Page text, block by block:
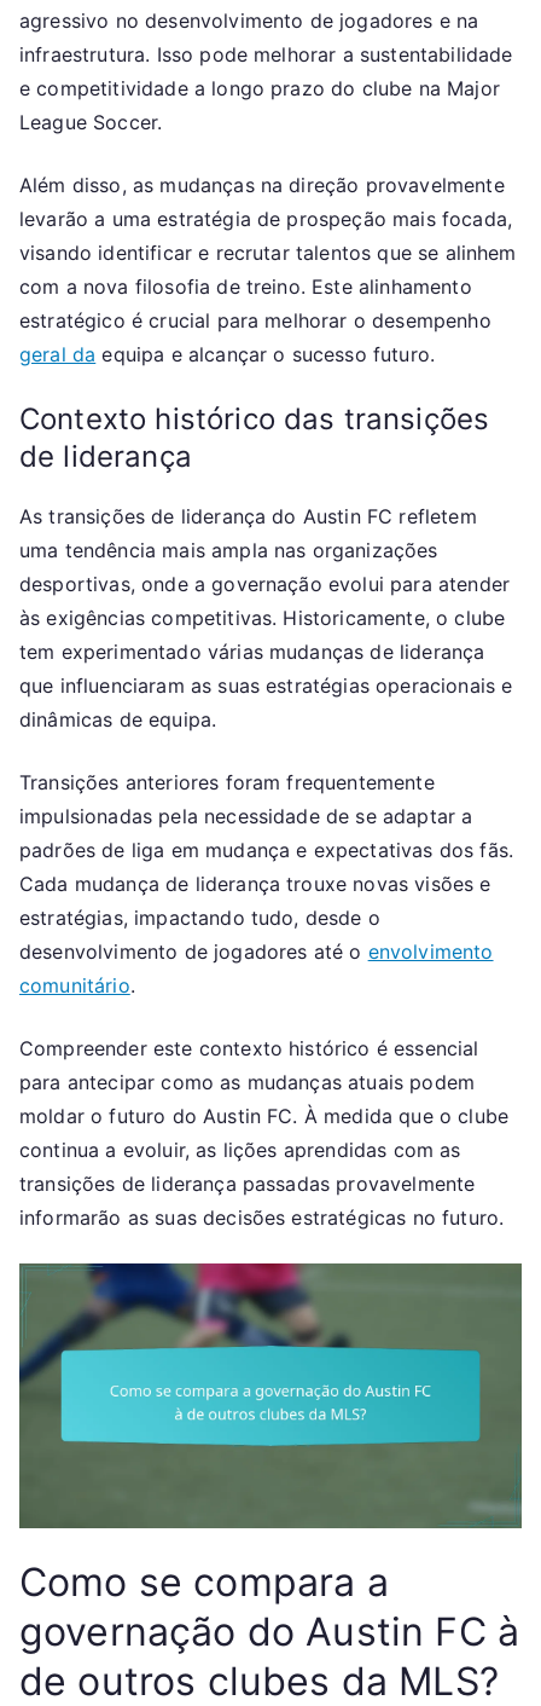
agressivo no desenvolvimento de jogadores e na
infraestrutura. Isso pode melhorar a sustentabilidade
e competitividade a longo prazo do clube na Major
League Soccer.
Além disso, as mudanças na direção provavelmente
levarão a uma estratégia de prospeção mais focada,
visando identificar e recrutar talentos que se alinhem
com a nova filosofia de treino. Este alinhamento
estratégico é crucial para melhorar o desempenho
geral da equipa e alcançar o sucesso futuro.
Contexto histórico das transições
de liderança
As transições de liderança do Austin FC refletem
uma tendência mais ampla nas organizações
desportivas, onde a governação evolui para atender
às exigências competitivas. Historicamente, o clube
tem experimentado várias mudanças de liderança
que influenciaram as suas estratégias operacionais e
dinâmicas de equipa.
Transições anteriores foram frequentemente
impulsionadas pela necessidade de se adaptar a
padrões de liga em mudança e expectativas dos fãs.
Cada mudança de liderança trouxe novas visões e
estratégias, impactando tudo, desde o
desenvolvimento de jogadores até o envolvimento
comunitário.
Compreender este contexto histórico é essencial
para antecipar como as mudanças atuais podem
moldar o futuro do Austin FC. À medida que o clube
continua a evoluir, as lições aprendidas com as
transições de liderança passadas provavelmente
informarão as suas decisões estratégicas no futuro.
Como se compara a
governação do Austin FC à
de outros clubes da MLS?